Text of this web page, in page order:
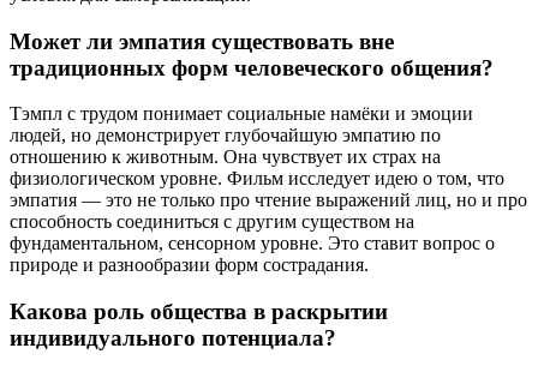
Может ли эмпатия существовать вне
традиционных форм человеческого общения?
Тэмпл с трудом понимает социальные намёки и эмоции
людей, но демонстрирует глубочайшую эмпатию по
отношению к животным. Она чувствует их страх на
физиологическом уровне. Фильм исследует идею о том, что
эмпатия — это не только про чтение выражений лиц, но и про
способность соединиться с другим существом на
фундаментальном, сенсорном уровне. Это ставит вопрос о
природе и разнообразии форм сострадания.
Какова роль общества в раскрытии
индивидуального потенциала?